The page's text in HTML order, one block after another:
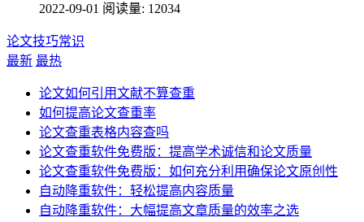
2022-09-01 阅读量: 12034
论文技巧常识
最新 最热
论文如何引用文献不算查重
如何提高论文查重率
论文查重表格内容查吗
论文查重软件免费版：提高学术诚信和论文质量
论文查重软件免费版：如何充分利用确保论文原创性
自动降重软件：轻松提高内容质量
自动降重软件：大幅提高文章质量的效率之选